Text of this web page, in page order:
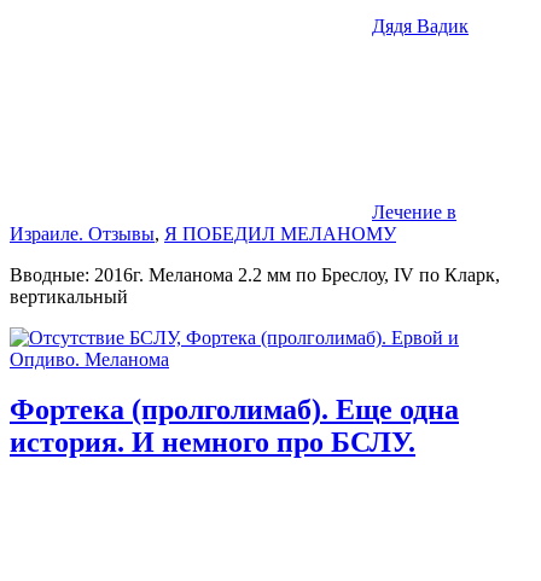
Дядя Вадик
Лечение в
Израиле. Отзывы, Я ПОБЕДИЛ МЕЛАНОМУ
Вводные: 2016г. Меланома 2.2 мм по Бреслоу, IV по Кларк,
вертикальный
Фортека (пролголимаб). Еще одна
история. И немного про БСЛУ.